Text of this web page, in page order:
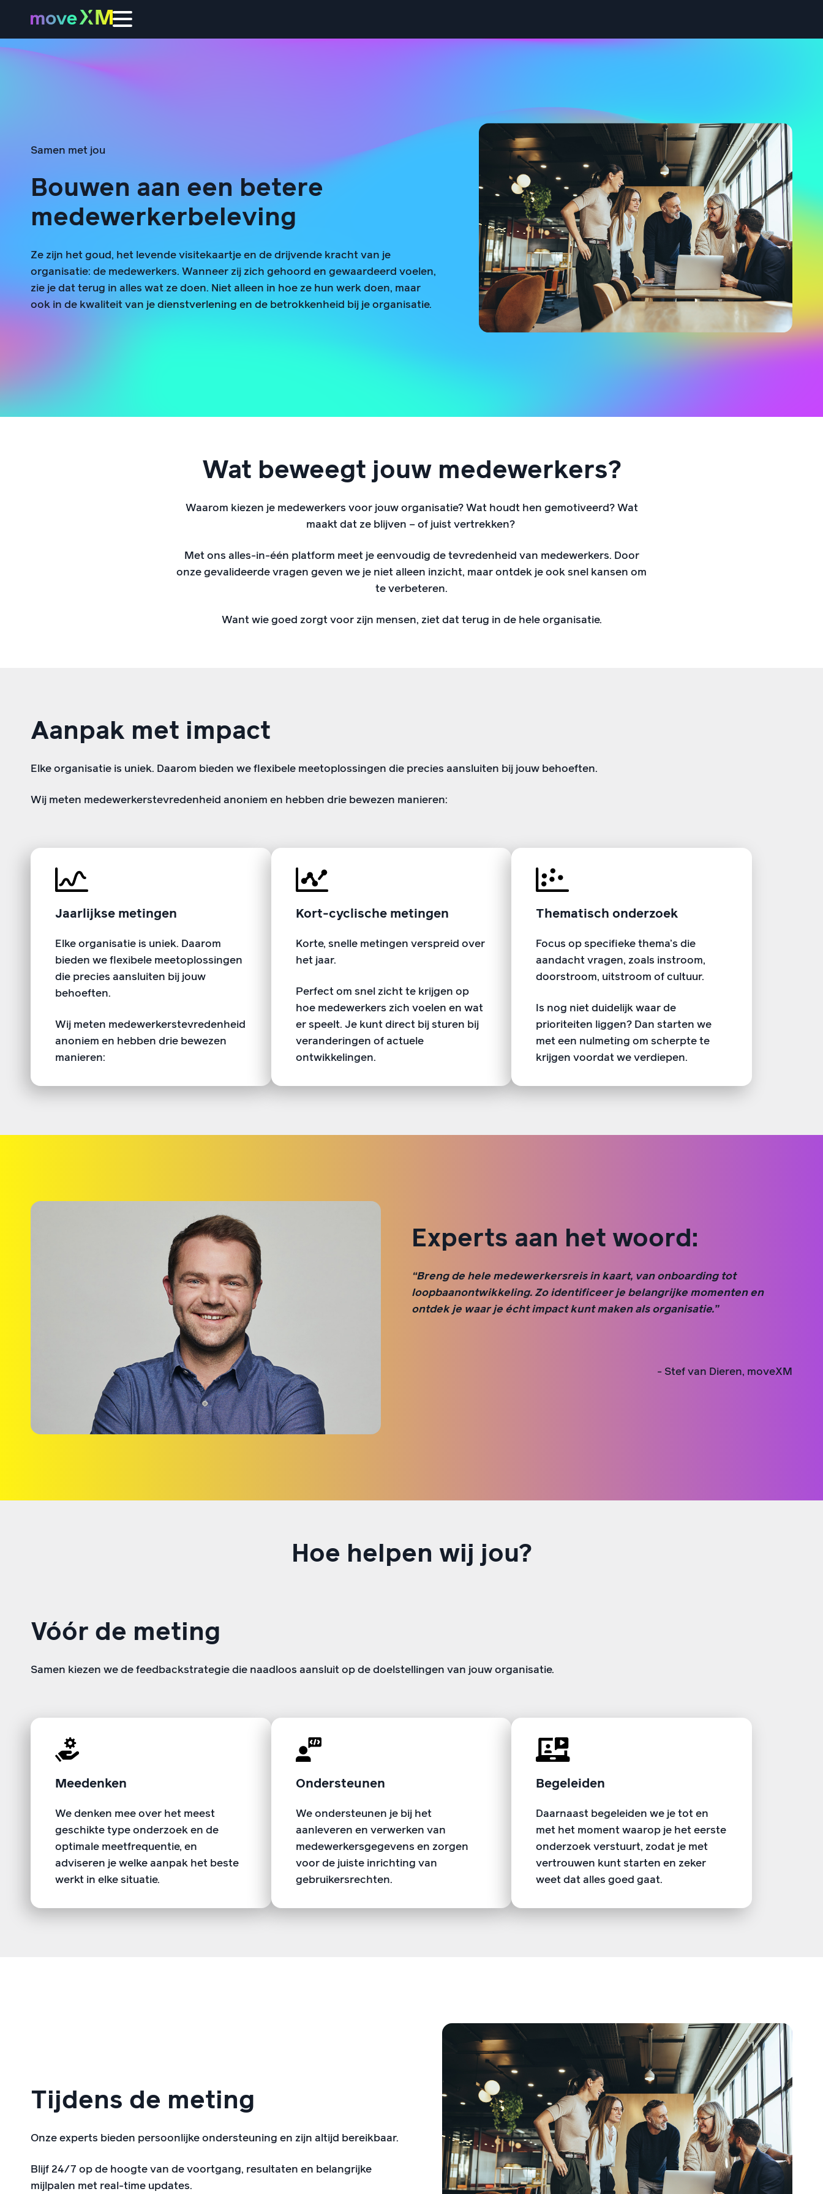
Samen met jou
Bouwen aan een betere
medewerkerbeleving
Ze zijn het goud, het levende visitekaartje en de drijvende kracht van je
organisatie: de medewerkers. Wanneer zij zich gehoord en gewaardeerd voelen,
zie je dat terug in alles wat ze doen. Niet alleen in hoe ze hun werk doen, maar
ook in de kwaliteit van je dienstverlening en de betrokkenheid bij je organisatie.
Wat beweegt jouw medewerkers?
Waarom kiezen je medewerkers voor jouw organisatie? Wat houdt hen gemotiveerd? Wat
maakt dat ze blijven – of juist vertrekken?
Met ons alles-in-één platform meet je eenvoudig de tevredenheid van medewerkers. Door
onze gevalideerde vragen geven we je niet alleen inzicht, maar ontdek je ook snel kansen om
te verbeteren.
Want wie goed zorgt voor zijn mensen, ziet dat terug in de hele organisatie.
Aanpak met impact
Elke organisatie is uniek. Daarom bieden we flexibele meetoplossingen die precies aansluiten bij jouw behoeften.
Wij meten medewerkerstevredenheid anoniem en hebben drie bewezen manieren:
Jaarlijkse metingen
Elke organisatie is uniek. Daarom
bieden we flexibele meetoplossingen
die precies aansluiten bij jouw
behoeften.
Wij meten medewerkerstevredenheid
anoniem en hebben drie bewezen
manieren:
Kort-cyclische metingen
Korte, snelle metingen verspreid over
het jaar.
Perfect om snel zicht te krijgen op
hoe medewerkers zich voelen en wat
er speelt. Je kunt direct bij sturen bij
veranderingen of actuele
ontwikkelingen.
Thematisch onderzoek
Focus op specifieke thema’s die
aandacht vragen, zoals instroom,
doorstroom, uitstroom of cultuur.
Is nog niet duidelijk waar de
prioriteiten liggen? Dan starten we
met een nulmeting om scherpte te
krijgen voordat we verdiepen.
Experts aan het woord:
“Breng de hele medewerkersreis in kaart, van onboarding tot
loopbaanontwikkeling. Zo identificeer je belangrijke momenten en
ontdek je waar je écht impact kunt maken als organisatie.”
- Stef van Dieren, moveXM
Hoe helpen wij jou?
Vóór de meting
Samen kiezen we de feedbackstrategie die naadloos aansluit op de doelstellingen van jouw organisatie.
Meedenken
We denken mee over het meest
geschikte type onderzoek en de
optimale meetfrequentie, en
adviseren je welke aanpak het beste
werkt in elke situatie.
Ondersteunen
We ondersteunen je bij het
aanleveren en verwerken van
medewerkersgegevens en zorgen
voor de juiste inrichting van
gebruikersrechten.
Begeleiden
Daarnaast begeleiden we je tot en
met het moment waarop je het eerste
onderzoek verstuurt, zodat je met
vertrouwen kunt starten en zeker
weet dat alles goed gaat.
Tijdens de meting
Onze experts bieden persoonlijke ondersteuning en zijn altijd bereikbaar.
Blijf 24/7 op de hoogte van de voortgang, resultaten en belangrijke
mijlpalen met real-time updates.